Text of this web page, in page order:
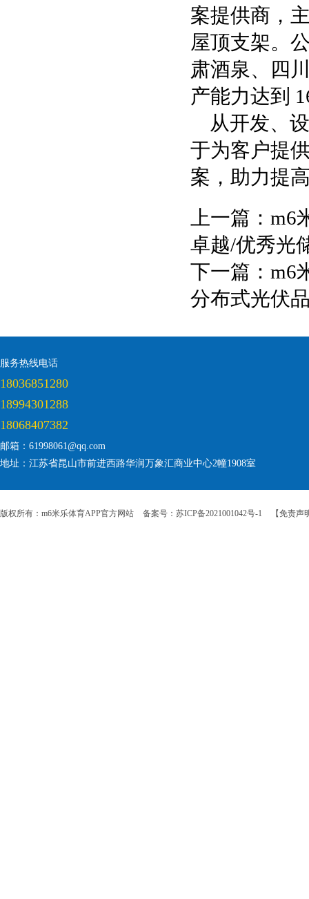
案提供商，
屋顶支架。
肃酒泉、四
产能力达到
从开发、
于为客户提
案，助力提
上一篇： m6
卓越/优秀光
下一篇： m6
分布式光伏
服务热线电话
18036851280
18994301288
18068407382
邮箱：61998061@qq.com
地址：江苏省昆山市前进西路华润万象汇商业中心2幢1908室
版权所有：m6米乐体育APP官方网站 备案号：苏ICP备2021001042号-1 【免责声